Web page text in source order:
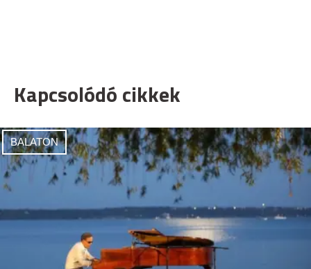
Kapcsolódó cikkek
BALATON